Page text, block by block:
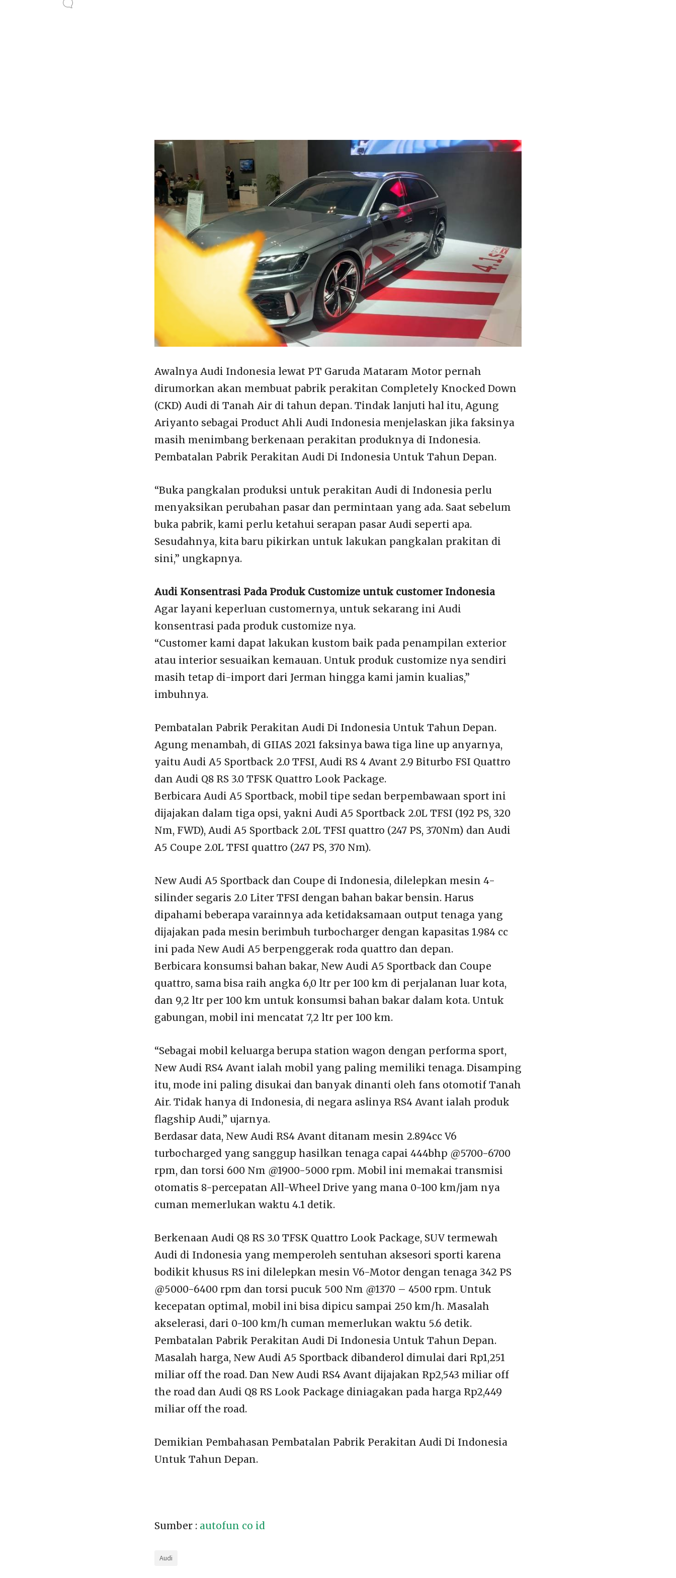
Awalnya Audi Indonesia lewat PT Garuda Mataram Motor pernah
dirumorkan akan membuat pabrik perakitan Completely Knocked Down
(CKD) Audi di Tanah Air di tahun depan. Tindak lanjuti hal itu, Agung
Ariyanto sebagai Product Ahli Audi Indonesia menjelaskan jika faksinya
masih menimbang berkenaan perakitan produknya di Indonesia.
Pembatalan Pabrik Perakitan Audi Di Indonesia Untuk Tahun Depan.
“Buka pangkalan produksi untuk perakitan Audi di Indonesia perlu
menyaksikan perubahan pasar dan permintaan yang ada. Saat sebelum
buka pabrik, kami perlu ketahui serapan pasar Audi seperti apa.
Sesudahnya, kita baru pikirkan untuk lakukan pangkalan prakitan di
sini,” ungkapnya.
Audi Konsentrasi Pada Produk Customize untuk customer Indonesia
Agar layani keperluan customernya, untuk sekarang ini Audi
konsentrasi pada produk customize nya.
“Customer kami dapat lakukan kustom baik pada penampilan exterior
atau interior sesuaikan kemauan. Untuk produk customize nya sendiri
masih tetap di-import dari Jerman hingga kami jamin kualias,”
imbuhnya.
Pembatalan Pabrik Perakitan Audi Di Indonesia Untuk Tahun Depan.
Agung menambah, di GIIAS 2021 faksinya bawa tiga line up anyarnya,
yaitu Audi A5 Sportback 2.0 TFSI, Audi RS 4 Avant 2.9 Biturbo FSI Quattro
dan Audi Q8 RS 3.0 TFSK Quattro Look Package.
Berbicara Audi A5 Sportback, mobil tipe sedan berpembawaan sport ini
dijajakan dalam tiga opsi, yakni Audi A5 Sportback 2.0L TFSI (192 PS, 320
Nm, FWD), Audi A5 Sportback 2.0L TFSI quattro (247 PS, 370Nm) dan Audi
A5 Coupe 2.0L TFSI quattro (247 PS, 370 Nm).
New Audi A5 Sportback dan Coupe di Indonesia, dilelepkan mesin 4-
silinder segaris 2.0 Liter TFSI dengan bahan bakar bensin. Harus
dipahami beberapa varainnya ada ketidaksamaan output tenaga yang
dijajakan pada mesin berimbuh turbocharger dengan kapasitas 1.984 cc
ini pada New Audi A5 berpenggerak roda quattro dan depan.
Berbicara konsumsi bahan bakar, New Audi A5 Sportback dan Coupe
quattro, sama bisa raih angka 6,0 ltr per 100 km di perjalanan luar kota,
dan 9,2 ltr per 100 km untuk konsumsi bahan bakar dalam kota. Untuk
gabungan, mobil ini mencatat 7,2 ltr per 100 km.
“Sebagai mobil keluarga berupa station wagon dengan performa sport,
New Audi RS4 Avant ialah mobil yang paling memiliki tenaga. Disamping
itu, mode ini paling disukai dan banyak dinanti oleh fans otomotif Tanah
Air. Tidak hanya di Indonesia, di negara aslinya RS4 Avant ialah produk
flagship Audi,” ujarnya.
Berdasar data, New Audi RS4 Avant ditanam mesin 2.894cc V6
turbocharged yang sanggup hasilkan tenaga capai 444bhp @5700-6700
rpm, dan torsi 600 Nm @1900-5000 rpm. Mobil ini memakai transmisi
otomatis 8-percepatan All-Wheel Drive yang mana 0-100 km/jam nya
cuman memerlukan waktu 4.1 detik.
Berkenaan Audi Q8 RS 3.0 TFSK Quattro Look Package, SUV termewah
Audi di Indonesia yang memperoleh sentuhan aksesori sporti karena
bodikit khusus RS ini dilelepkan mesin V6-Motor dengan tenaga 342 PS
@5000-6400 rpm dan torsi pucuk 500 Nm @1370 – 4500 rpm. Untuk
kecepatan optimal, mobil ini bisa dipicu sampai 250 km/h. Masalah
akselerasi, dari 0-100 km/h cuman memerlukan waktu 5.6 detik.
Pembatalan Pabrik Perakitan Audi Di Indonesia Untuk Tahun Depan.
Masalah harga, New Audi A5 Sportback dibanderol dimulai dari Rp1,251
miliar off the road. Dan New Audi RS4 Avant dijajakan Rp2,543 miliar off
the road dan Audi Q8 RS Look Package diniagakan pada harga Rp2,449
miliar off the road.
Demikian Pembahasan Pembatalan Pabrik Perakitan Audi Di Indonesia
Untuk Tahun Depan.
Sumber : autofun co id
Audi